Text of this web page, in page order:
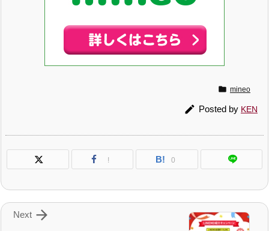
 mineo
 Posted by KEN
! B! 0

Next